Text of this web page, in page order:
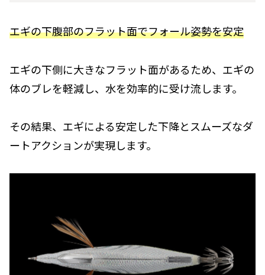
エギの下腹部のフラット面でフォール姿勢を安定
エギの下側に大きなフラット面があるため、エギの
体のブレを軽減し、水を効率的に受け流します。
その結果、エギによる安定した下降とスムーズなダ
ートアクションが実現します。